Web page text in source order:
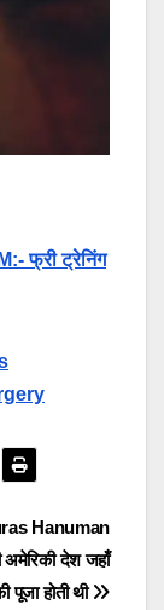
फ्री ट्रेनिंग
Hanuman
अमेरिकी देश जहाँ
पूजा होती थी